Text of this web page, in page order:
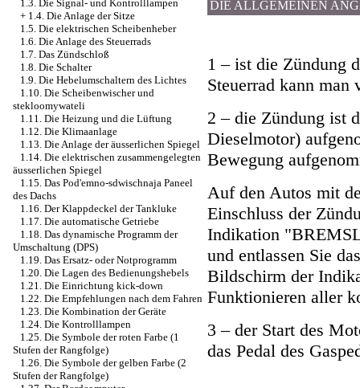
1.3. Die Signal- und Kontrolllampen
+ 1.4. Die Anlage der Sitze
1.5. Die elektrischen Scheibenheber
1.6. Die Anlage des Steuerrads
1.7. Das Zündschloß
1.8. Die Schalter
1.9. Die Hebelumschaltern des Lichtes
1.10. Die Scheibenwischer und
stekloomywateli
1.11. Die Heizung und die Lüftung
1.12. Die Klimaanlage
1.13. Die Anlage der äusserlichen Spiegel
1.14. Die elektrischen zusammengelegten
äusserlichen Spiegel
1.15. Das Pod'emno-sdwischnaja Paneel
des Dachs
1.16. Der Klappdeckel der Tankluke
1.17. Die automatische Getriebe
1.18. Das dynamische Programm der
Umschaltung (DPS)
1.19. Das Ersatz- oder Notprogramm
1.20. Die Lagen des Bedienungshebels
1.21. Die Einrichtung kick-down
1.22. Die Empfehlungen nach dem Fahren
1.23. Die Kombination der Geräte
1.24. Die Kontrolllampen
1.25. Die Symbole der roten Farbe (1
Stufen der Rangfolge)
1.26. Die Symbole der gelben Farbe (2
Stufen der Rangfolge)
DIE ALLGEMEINEN
1 – ist die Zündung
Steuerrad kann man
2 – die Zündung ist
Dieselmotor)
Bewegung
Auf den Autos mit
Einschluss der
Indikation
und entlassen Sie
Bildschirm der
Funktionieren aller
3 – der Start des
das Pedal des